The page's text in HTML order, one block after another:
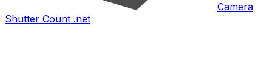
Camera
Shutter Count .net